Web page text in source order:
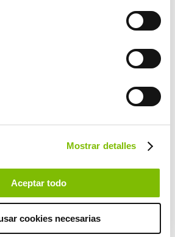
Mostrar detalles
Aceptar todo
cookies necesarias
RESTO DE
CON
web
el mes
de Fuerte